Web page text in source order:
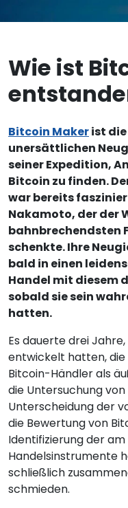
Wie ist
Bitcoin Makerist
unersättlichen
seiner Expedition,
Bitcoin zu finden.
war bereits
Nakamoto, der der
bahnbrechendsten
schenkte. Ihre
bald in einen
Handel mit diesem
sobald sie sein
hatten.
Es dauerte drei
entwickelt hatten, die
Bitcoin-Händler als
die Untersuchung
Unterscheidung der
die Bewertung von
Identifizierung der
Handelsinstrumente
schließlich
schmieden.